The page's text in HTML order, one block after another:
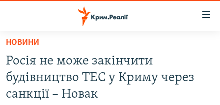
Перейти
основного
матеріалу
Перейти
до
ВОДА.КРИМ
ВІДЕО ТА ФОТО
НОВИНИ
Росія не може закінчити
будівництво ТЕС у Криму через
санкції – Новак